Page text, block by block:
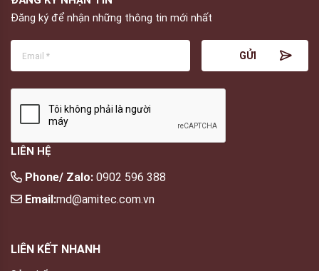
Đăng ký để nhận những thông tin mới nhất
LIÊN HỆ
Phone/ Zalo: 0902 596 388
Email:md@amitec.com.vn
LIÊN KẾT NHANH